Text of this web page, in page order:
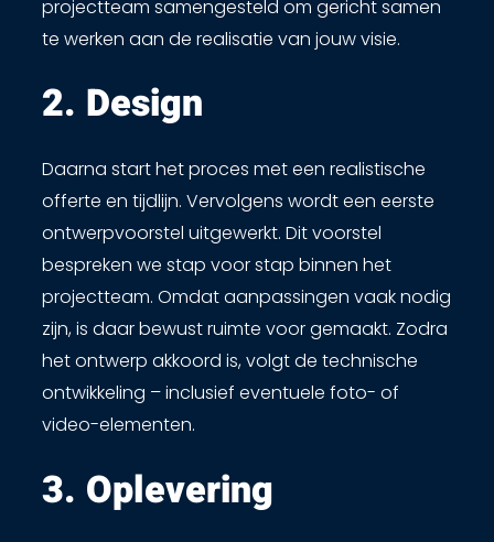
projectteam samengesteld om gericht samen
te werken aan de realisatie van jouw visie.
2. Design​
Daarna start het proces met een realistische
offerte en tijdlijn. Vervolgens wordt een eerste
ontwerpvoorstel uitgewerkt. Dit voorstel
bespreken we stap voor stap binnen het
projectteam. Omdat aanpassingen vaak nodig
zijn, is daar bewust ruimte voor gemaakt. Zodra
het ontwerp akkoord is, volgt de technische
ontwikkeling – inclusief eventuele foto- of
video-elementen.
3. Oplevering ​